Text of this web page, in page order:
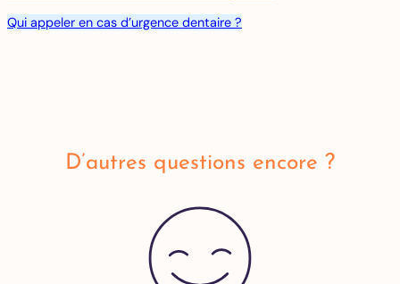
Qui appeler en cas d’urgence dentaire ?
D’autres questions encore ?